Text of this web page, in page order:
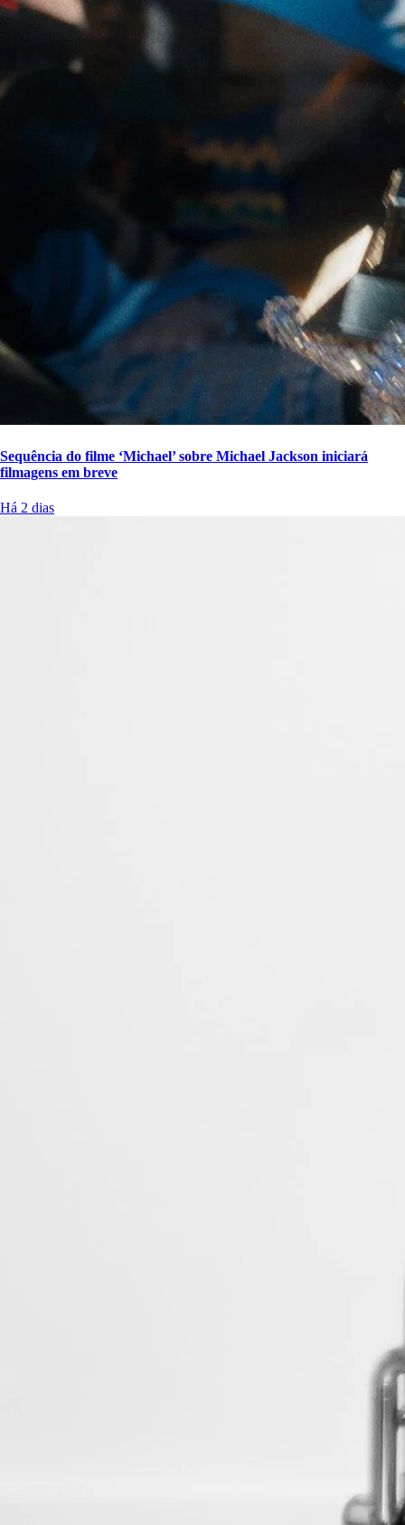
Sequência do filme ‘Michael’ sobre Michael Jackson iniciará
filmagens em breve
Há 2 dias